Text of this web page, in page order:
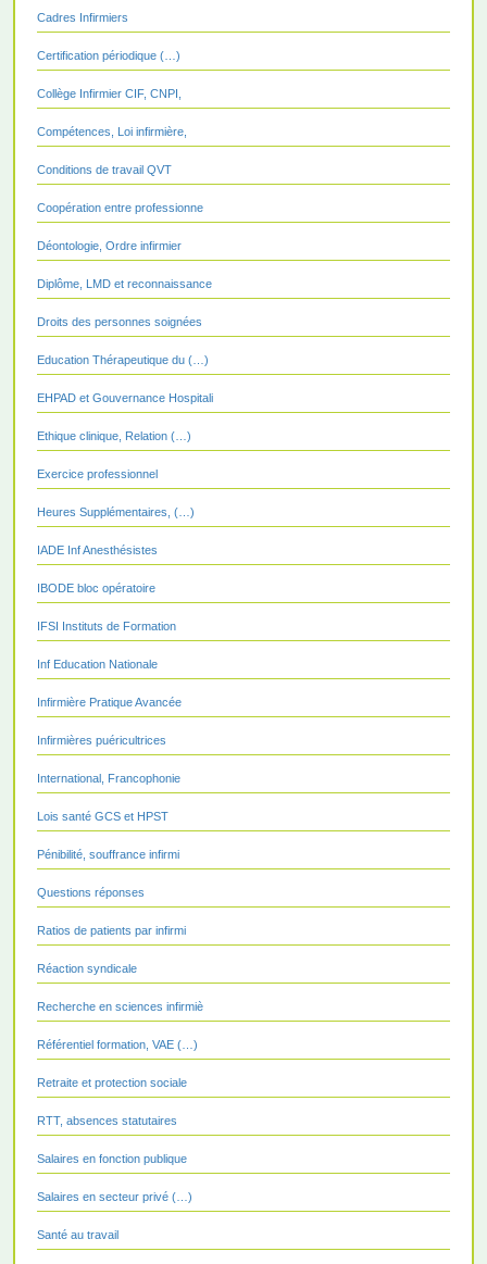
Cadres Infirmiers
Certification périodique (…)
Collège Infirmier CIF, CNPI,
Compétences, Loi infirmière,
Conditions de travail QVT
Coopération entre professionne
Déontologie, Ordre infirmier
Diplôme, LMD et reconnaissance
Droits des personnes soignées
Education Thérapeutique du (…)
EHPAD et Gouvernance Hospitali
Ethique clinique, Relation (…)
Exercice professionnel
Heures Supplémentaires, (…)
IADE Inf Anesthésistes
IBODE bloc opératoire
IFSI Instituts de Formation
Inf Education Nationale
Infirmière Pratique Avancée
Infirmières puéricultrices
International, Francophonie
Lois santé GCS et HPST
Pénibilité, souffrance infirmi
Questions réponses
Ratios de patients par infirmi
Réaction syndicale
Recherche en sciences infirmiè
Référentiel formation, VAE (…)
Retraite et protection sociale
RTT, absences statutaires
Salaires en fonction publique
Salaires en secteur privé (…)
Santé au travail